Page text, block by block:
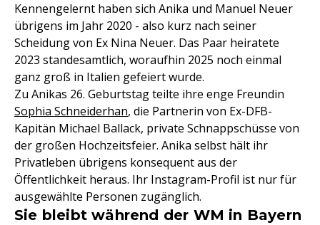
Kennengelernt haben sich Anika und Manuel Neuer
übrigens im Jahr 2020 - also kurz nach seiner
Scheidung von Ex Nina Neuer. Das Paar heiratete
2023 standesamtlich, woraufhin 2025 noch einmal
ganz groß in Italien gefeiert wurde.
Zu Anikas 26. Geburtstag teilte ihre enge Freundin
Sophia Schneiderhan, die Partnerin von Ex-DFB-
Kapitän Michael Ballack, private Schnappschüsse von
der großen Hochzeitsfeier. Anika selbst hält ihr
Privatleben übrigens konsequent aus der
Öffentlichkeit heraus. Ihr Instagram-Profil ist nur für
ausgewählte Personen zugänglich.
Sie bleibt während der WM in Bayern